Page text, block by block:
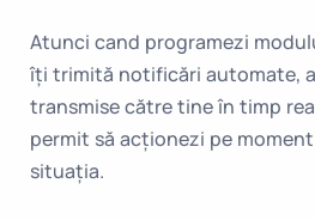
Atunci cand programezi
îți trimită notificări automate,
transmise către tine în timp
permit să acționezi pe
situația.